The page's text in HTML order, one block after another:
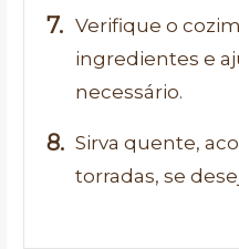
Verifique o
ingredientes e
necessário.
Sirva quente,
torradas, se